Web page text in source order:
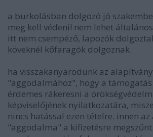
a burkolásban dolgozó jó
meg kell védeni! nem lehet
itt nem csempéző, lapozók
köveknél kőfaragók dolgoznak.
ha visszakanyarodunk az alapítvány
"aggodalmához", hogy a támogatás
érdemes rákeresni a
képviselőjének nyilatkozatára,
nincs hatással ezen tételre. innen
"aggodalma" a kifizetésre